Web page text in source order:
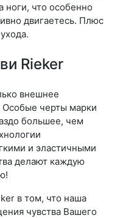
ноги, что особенно
двигаетесь. Плюс
Rieker
внешнее
черты марки
большее, чем
и эластичными
делают каждую
в том, что наша
чувства Вашего